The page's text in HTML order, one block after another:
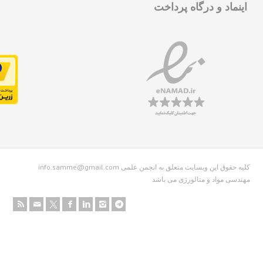
و درگاه پرداخت
info.samme@gmail.com کلیه حقوق این وبسایت متعلق به انجمن علمی
مواد و متالورژی می باشد